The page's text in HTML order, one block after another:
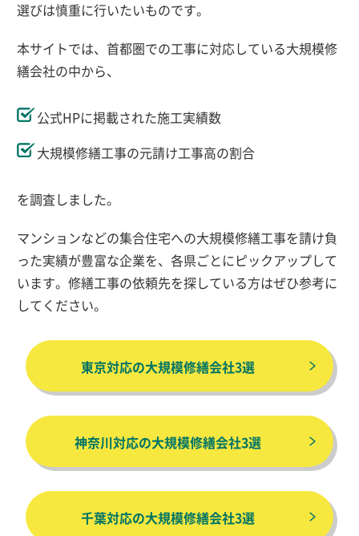
選びは慎重に行いたいものです。
本サイトでは、首都圏での工事に対応している大規模修
繕会社の中から、
公式HPに掲載された施工実績数
大規模修繕工事の元請け工事高の割合
を調査しました。
マンションなどの集合住宅への大規模修繕工事を請け負
った実績が豊富な企業を、各県ごとにピックアップして
います。修繕工事の依頼先を探している方はぜひ参考に
してください。
東京対応の大規模修繕会社3選
神奈川対応の大規模修繕会社3選
千葉対応の大規模修繕会社3選